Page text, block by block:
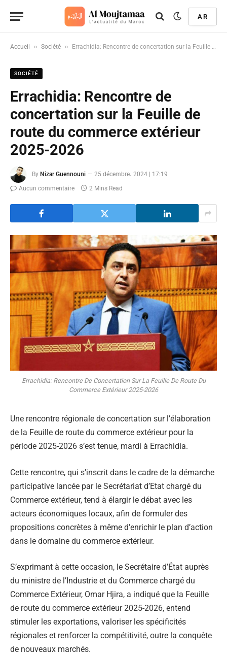
AR
Accueil » Société » Errachidia: Rencontre de concertation sur la Feuille de route du commerce extérieur 2025-2026
SOCIÉTÉ
Errachidia: Rencontre de
concertation sur la Feuille de
route du commerce extérieur
2025-2026
By Nizar Guennouni
25 décembre، 2024 | 17:19
Aucun commentaire
2 Mins Read
Errachidia: Rencontre De Concertation Sur La Feuille De Route Du
Commerce Extérieur 2025-2026
Une rencontre régionale de concertation sur l’élaboration
de la Feuille de route du commerce extérieur pour la
période 2025-2026 s’est tenue, mardi à Errachidia.
Cette rencontre, qui s’inscrit dans le cadre de la démarche
participative lancée par le Secrétariat d’Etat chargé du
Commerce extérieur, tend à élargir le débat avec les
acteurs économiques locaux, afin de formuler des
propositions concrètes à même d’enrichir le plan d’action
dans le domaine du commerce extérieur.
S’exprimant à cette occasion, le Secrétaire d’État auprès
du ministre de l’Industrie et du Commerce chargé du
Commerce Extérieur, Omar Hjira, a indiqué que la Feuille
de route du commerce extérieur 2025-2026, entend
stimuler les exportations, valoriser les spécificités
régionales et renforcer la compétitivité, outre la conquête
de nouveaux marchés.